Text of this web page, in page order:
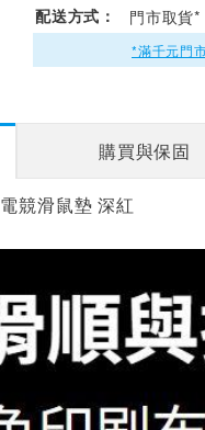
配送方式： 門市取貨*
*滿千元門
購買與保固
競滑鼠墊 深紅